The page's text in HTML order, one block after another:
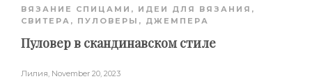
ВЯЗАНИЕ СПИЦАМИ , ИДЕИ ДЛЯ ВЯЗАНИЯ ,
СВИТЕРА, ПУЛОВЕРЫ, ДЖЕМПЕРА
Пуловер в скандинавском стиле
Лилия November 20, 2023